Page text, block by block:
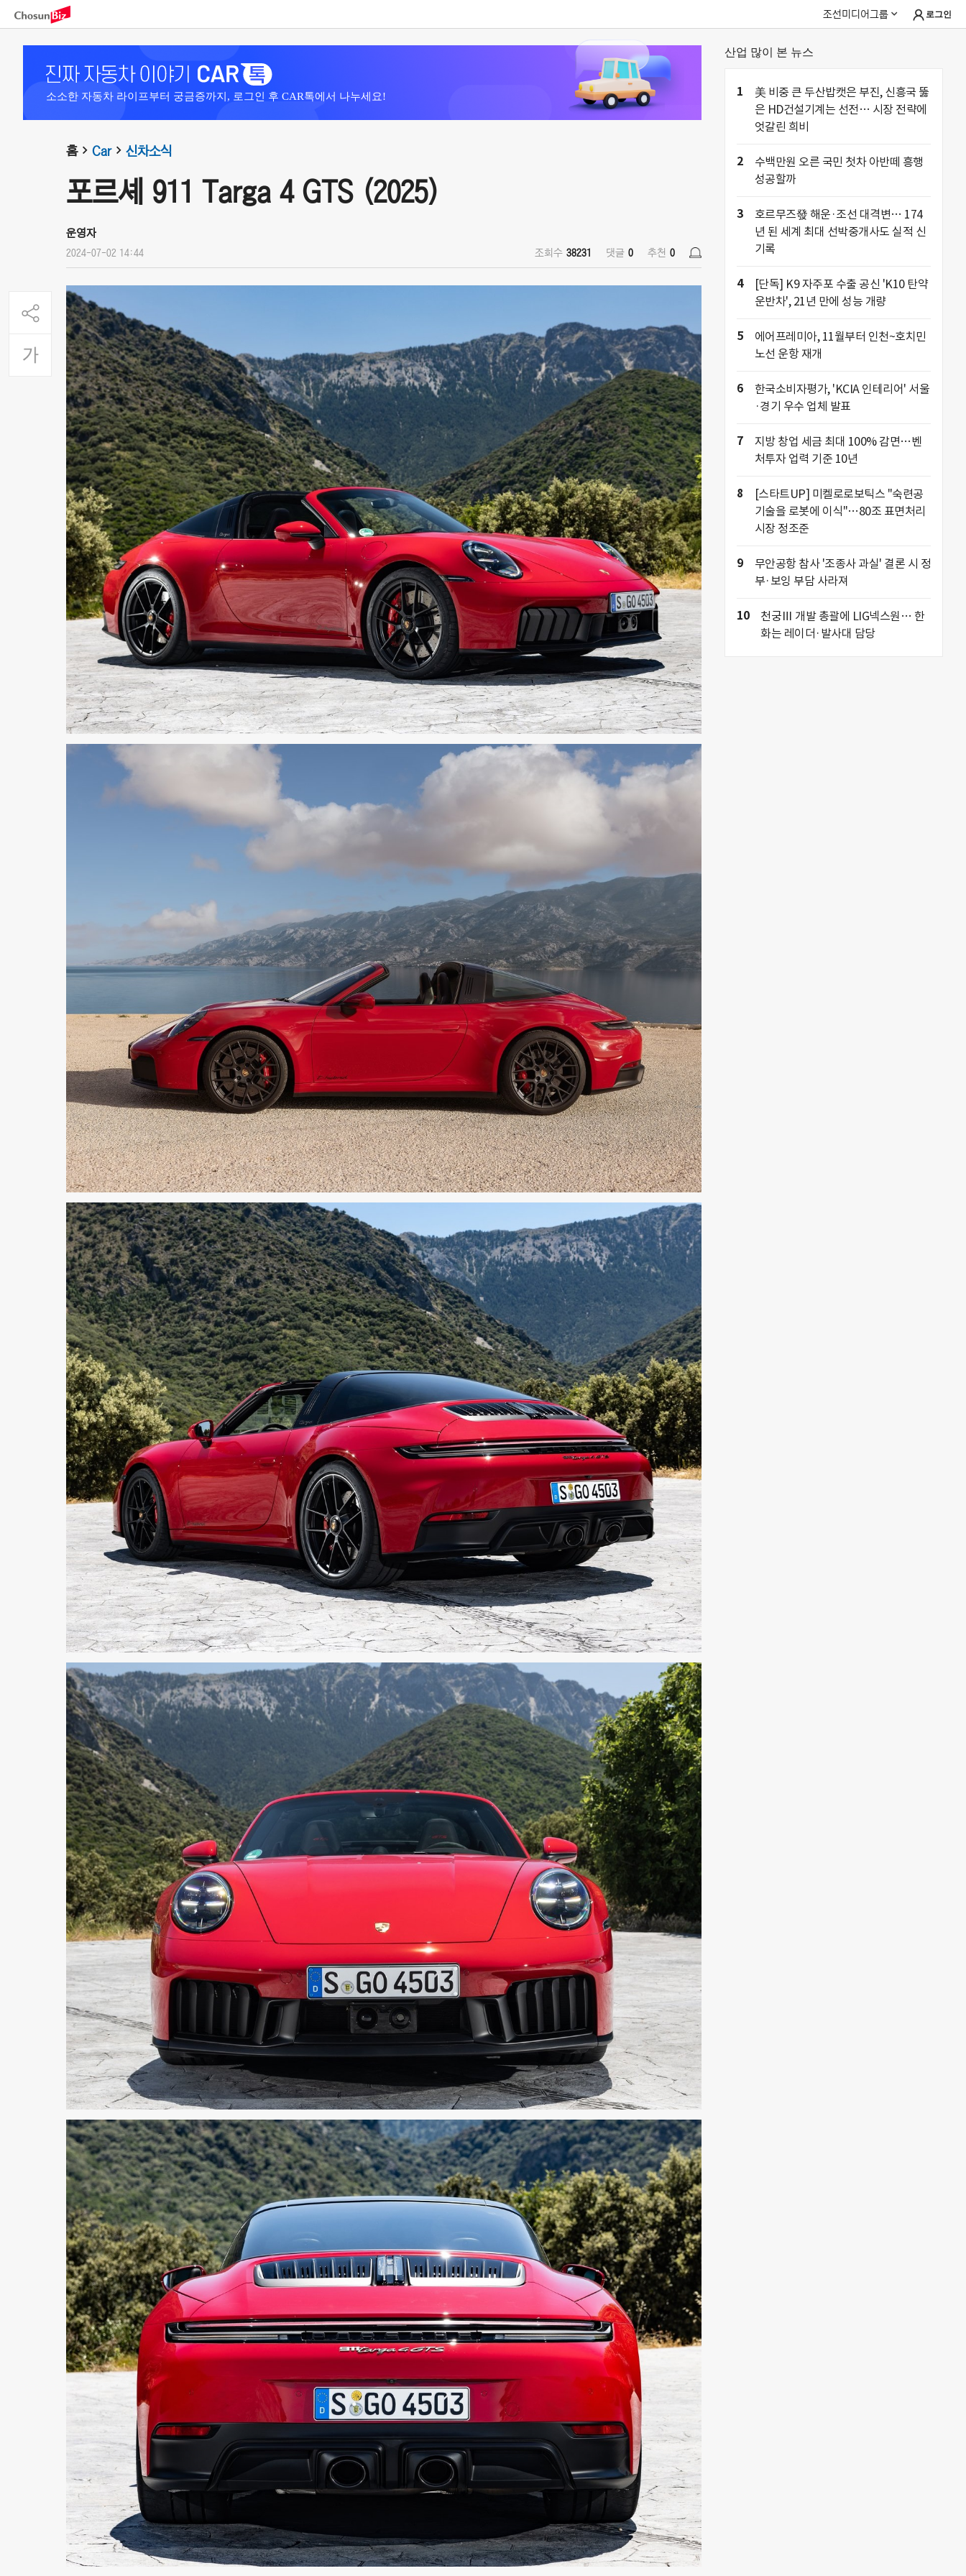
조선미디어그룹 로그인
소소한 자동차 라이프부터 궁금증까지, 로그인 후 CAR톡에서 나누세요!
홈 Car 신차소식
포르셰 911 Targa 4 GTS (2025)
운영자
2024-07-02 14:44 조회수 38231 댓글 0 추천 0
산업 많이 본 뉴스